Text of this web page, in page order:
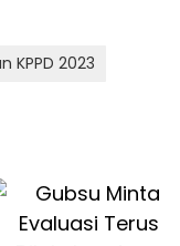
KPPD 2023